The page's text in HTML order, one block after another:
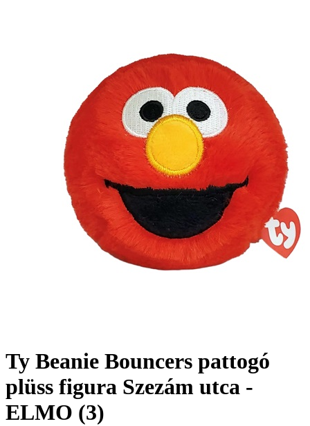
Ty Beanie Bouncers pattogó
plüss figura Szezám utca -
ELMO (3)